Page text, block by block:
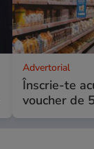
Advertorial
Înscrie-te
voucher de